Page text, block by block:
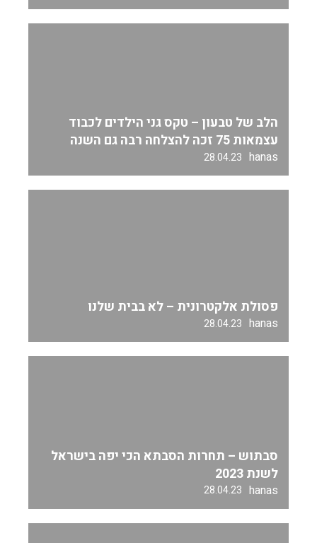
הלב של טבעון – טקס גני הילדים לכבוד
עצמאות 75 זכה להצלחה רבה גם השנה
hanas
28.04.23
פסולת אלקטרונית – לא בבית שלנו
hanas
28.04.23
סבתוש – תחרות הסבתא הכי יפה בישראל
לשנת 2023
hanas
28.04.23